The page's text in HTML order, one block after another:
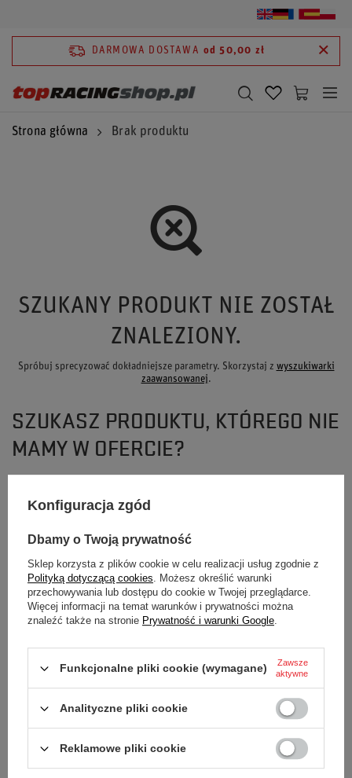
DARMOWA DOSTAWA od 50,00 zł
Strona główna Brak produktu
SZUKANY PRODUKT NIE ZOSTAŁ
ZNALEZIONY.
Spróbuj sprecyzować dokładniejsze parametry. Skorzystaj z wyszukiwarki
zaawansowanej.
SZUKASZ PRODUKTU, KTÓREGO NIE
MAMY W OFERCIE?
sklepie, możesz skorzystać ze specjalnego formularza i przesłać nam opis
szukanego przedmiotu. Aby móc to zrobić musisz być
NEWSLETTER
Bądź na bieżąco i zapisz się do naszego
Podaj swój adres e-mail
Konfiguracja zgód
Dbamy o Twoją prywatność
Sklep korzysta z plików cookie w celu realizacji usług zgodnie z
Polityką dotyczącą cookies. Możesz określić warunki
przechowywania lub dostępu do cookie w Twojej przeglądarce.
Więcej informacji na temat warunków i prywatności można
znaleźć także na stronie Prywatność i warunki Google.
Funkcjonalne pliki cookie (wymagane)
Zawsze
aktywne
Analityczne pliki cookie
Reklamowe pliki cookie